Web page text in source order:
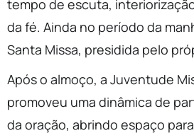
tempo de escuta,
da fé. Ainda no período da
Santa Missa, presidida pelo
Após o almoço, a Juventude
promoveu uma dinâmica de
da oração, abrindo espaço